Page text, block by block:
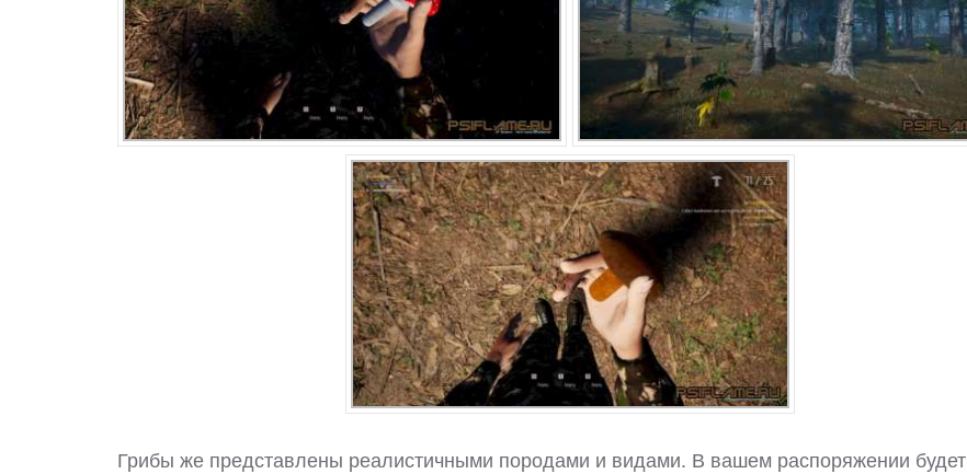
Грибы же представлены реалистичными породами и видами. В вашем распоряжении будет